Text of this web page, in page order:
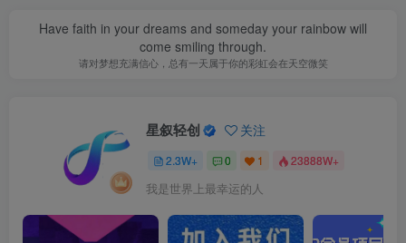
Have faith in your dreams and someday your rainbow will
come smiling through.
请对梦想充满信心，总有一天属于你的彩虹会在天空微笑
星叙轻创 关注
2.3W+ 0 1 23888W+
我是世界上最幸运的人